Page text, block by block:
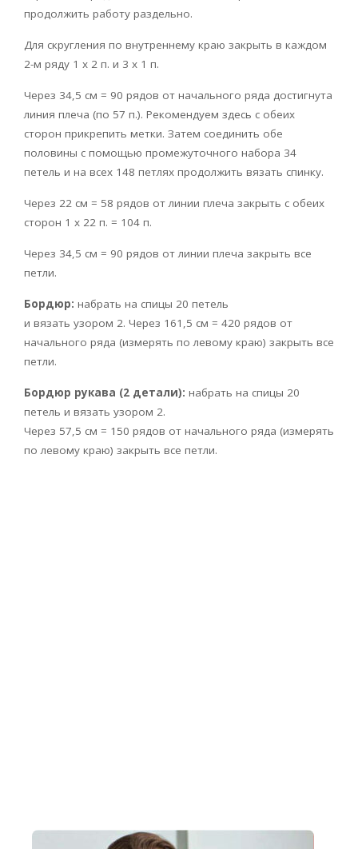
продолжить работу раздельно.
Для скругления по внутреннему краю закрыть в каждом
2-м ряду 1 х 2 п. и 3 х 1 п.
Через 34,5 см = 90 рядов от начального ряда достигнута
линия плеча (по 57 п.). Рекомендуем здесь с обеих
сторон прикрепить метки. Затем соединить обе
половины с помощью промежуточного набора 34
петель и на всех 148 петлях продолжить вязать спинку.
Через 22 см = 58 рядов от линии плеча закрыть с обеих
сторон 1 х 22 п. = 104 п.
Через 34,5 см = 90 рядов от линии плеча закрыть все
петли.
Бордюр: набрать на спицы 20 петель
и вязать узором 2. Через 161,5 см = 420 рядов от
начального ряда (измерять по левому краю) закрыть все
петли.
Бордюр рукава (2 детали): набрать на спицы 20
петель и вязать узором 2.
Через 57,5 см = 150 рядов от начального ряда (измерять
по левому краю) закрыть все петли.